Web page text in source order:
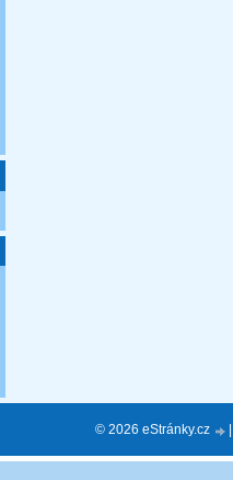
© 2026 eStránky.cz